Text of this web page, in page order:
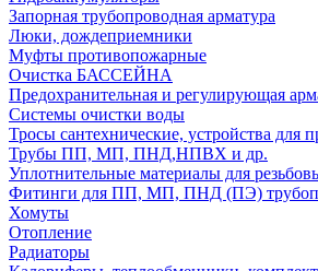
Запорная трубопроводная арматура
Люки, дождеприемники
Муфты противопожарные
Очистка БАССЕЙНА
Предохранительная и регулирующая
Системы очистки воды
Тросы сантехнические, устройства для
Трубы ПП, МП, ПНД,НПВХ и др.
Уплотнительные материалы для
Фитинги для ПП, МП, ПНД (ПЭ)
Хомуты
Отопление
Радиаторы